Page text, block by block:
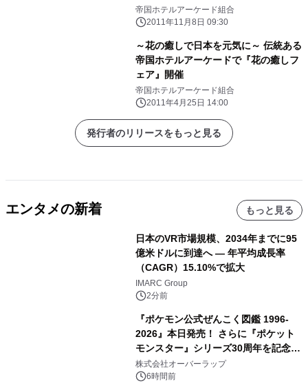
～進化するお菓子の造形美に圧巻！～
帝国ホテルアーケード組合
2011年11月8日 09:30
～花の癒しで日本を元気に～ 伝統ある
帝国ホテルアーケードで『花の癒しフ
ェア』開催
帝国ホテルアーケード組合
2011年4月25日 14:00
発行者のリリースをもっと見る
エンタメの新着 もっと見る
日本のVR市場規模、2034年までに95
億米ドルに到達へ ― 年平均成長率
（CAGR）15.10%で拡大
IMARC Group
2分前
『ポケモン公式ぜんこく図鑑 1996-
2026』本日発売！ さらに『ポケット
モンスター』シリーズ30周年を記念し
た画集『ポケットモンスター ビジュア
ルアートブック』の発売決定！ 2026
株式会社オーバーラップ
6時間前